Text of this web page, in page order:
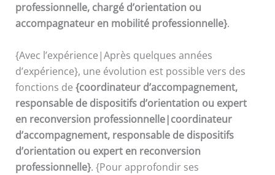
professionnelle, chargé d’orientation ou
accompagnateur en mobilité professionnelle}.
{Avec l’expérience|Après quelques années
d’expérience}, une évolution est possible vers des
fonctions de {coordinateur d’accompagnement,
responsable de dispositifs d’orientation ou expert
en reconversion professionnelle|coordinateur
d’accompagnement, responsable de dispositifs
d’orientation ou expert en reconversion
professionnelle}. {Pour approfondir ses